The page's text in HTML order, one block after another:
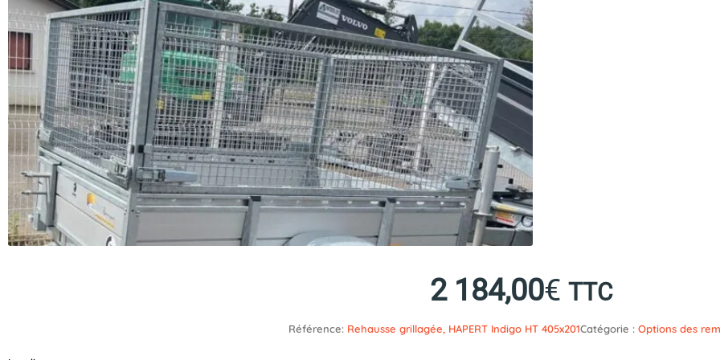
2 184,00€ TTC
Référence: Rehausse grillagée, HAPERT Indigo HT 405x201Catégorie : Options des